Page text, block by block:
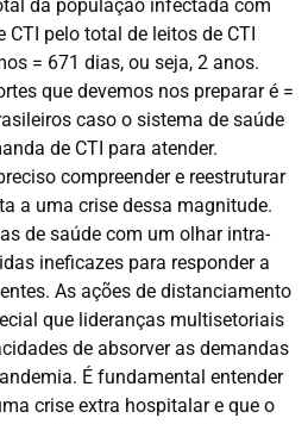
da população infectada com
CTI pelo total de leitos de CTI
= 671 dias, ou seja, 2 anos.
que devemos nos preparar é =
caso o sistema de saúde
de CTI para atender.
compreender e reestruturar
a uma crise dessa magnitude.
de saúde com um olhar intra-
ineficazes para responder a
As ações de distanciamento
que lideranças multisetoriais
de absorver as demandas
É fundamental entender
crise extra hospitalar e que o